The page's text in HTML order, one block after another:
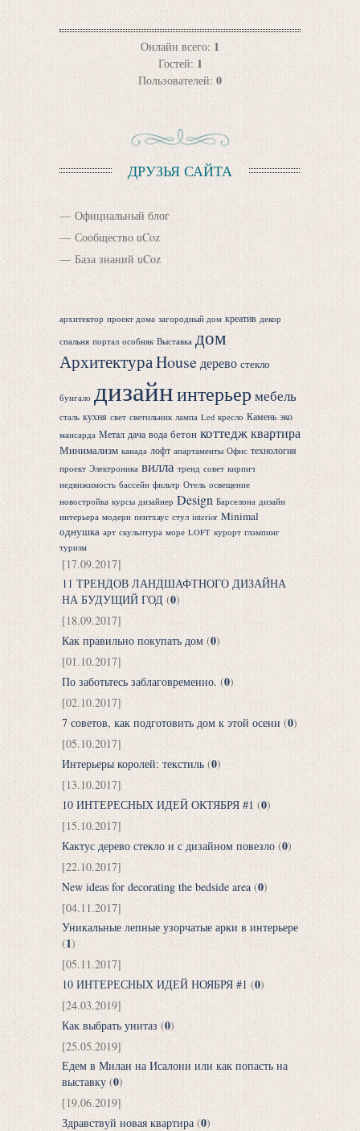
Онлайн всего: 1
Гостей: 1
Пользователей: 0
ДРУЗЬЯ САЙТА
Официальный блог
Сообщество uCoz
База знаний uCoz
архитектор проект дома загородный дом креатив декор
спальня портал особняк Выставка дом
АрхитектураHouse дерево стекло
бунгало дизайнинтерьер мебель
сталь кухня свет светильник лампа Led кресло Камень эко
мансарда Метал дача вода бетон коттеджквартира
Минимализм канада лофт апартаменты Офис технология
проект Электроника вилла тренд совет кирпич
недвижимость бассейн фильтр Отель освещение
новостройка курсы дизайнер Design Барселона дизайн
интерьера модерн пентхаус стул interior Minimal
однушка арт скульптура море LOFT курорт глэмпинг
туризм
[17.09.2017]
11 ТРЕНДОВ ЛАНДШАФТНОГО ДИЗАЙНА
НА БУДУЩИЙ ГОД (0)
[18.09.2017]
Как правильно покупать дом (0)
[01.10.2017]
По заботьтесь заблаговременно. (0)
[02.10.2017]
7 советов, как подготовить дом к этой осени (0)
[05.10.2017]
Интерьеры королей: текстиль (0)
[13.10.2017]
10 ИНТЕРЕСНЫХ ИДЕЙ ОКТЯБРЯ #1 (0)
[15.10.2017]
Кактус дерево стекло и с дизайном повезло (0)
[22.10.2017]
New ideas for decorating the bedside area (0)
[04.11.2017]
Уникальные лепные узорчатые арки в интерьере
(1)
[05.11.2017]
10 ИНТЕРЕСНЫХ ИДЕЙ НОЯБРЯ #1 (0)
[24.03.2019]
Как выбрать унитаз (0)
[25.05.2019]
Едем в Милан на Исалони или как попасть на
выставку (0)
[19.06.2019]
Здравствуй новая квартира (0)